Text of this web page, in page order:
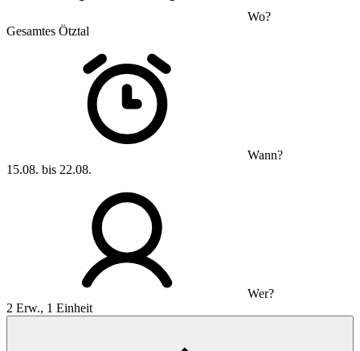
Wo?
Gesamtes Ötztal
Wann?
15.08. bis 22.08.
Wer?
2 Erw., 1 Einheit